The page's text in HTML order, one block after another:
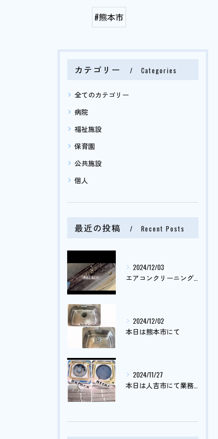
#熊本市
カテゴリー Categories
全てのカテゴリー
病院
福祉施設
保育園
公共施設
個人
最近の投稿 Recent Posts
2024/12/03
2024/12/02
本日は熊本市にて
2024/11/27